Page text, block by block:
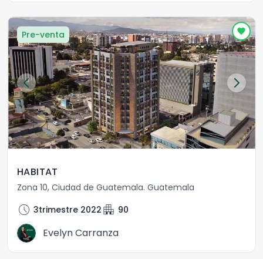
Pre-venta
HABITAT
Zona 10, Ciudad de Guatemala. Guatemala
schedule 3trimestre 2022 apartment 90
Evelyn Carranza